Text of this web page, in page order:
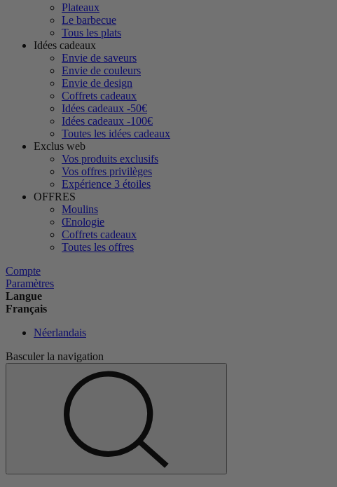
Plateaux
Le barbecue
Tous les plats
Idées cadeaux
Envie de saveurs
Envie de couleurs
Envie de design
Coffrets cadeaux
Idées cadeaux -50€
Idées cadeaux -100€
Toutes les idées cadeaux
Exclus web
Vos produits exclusifs
Vos offres privilèges
Expérience 3 étoiles
OFFRES
Moulins
Œnologie
Coffrets cadeaux
Toutes les offres
Compte
Paramètres
Langue
Français
Néerlandais
Basculer la navigation